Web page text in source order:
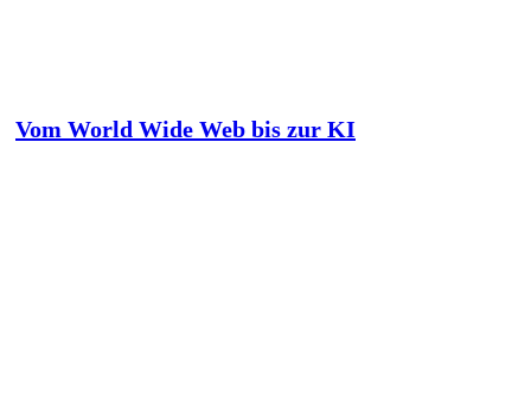
Vom World Wide Web bis zur KI